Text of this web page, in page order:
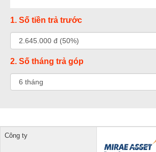
1. Số tiền trả trước
2. Số tháng trả góp
Công ty